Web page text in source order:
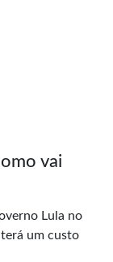
vai
Lula no
terá um custo